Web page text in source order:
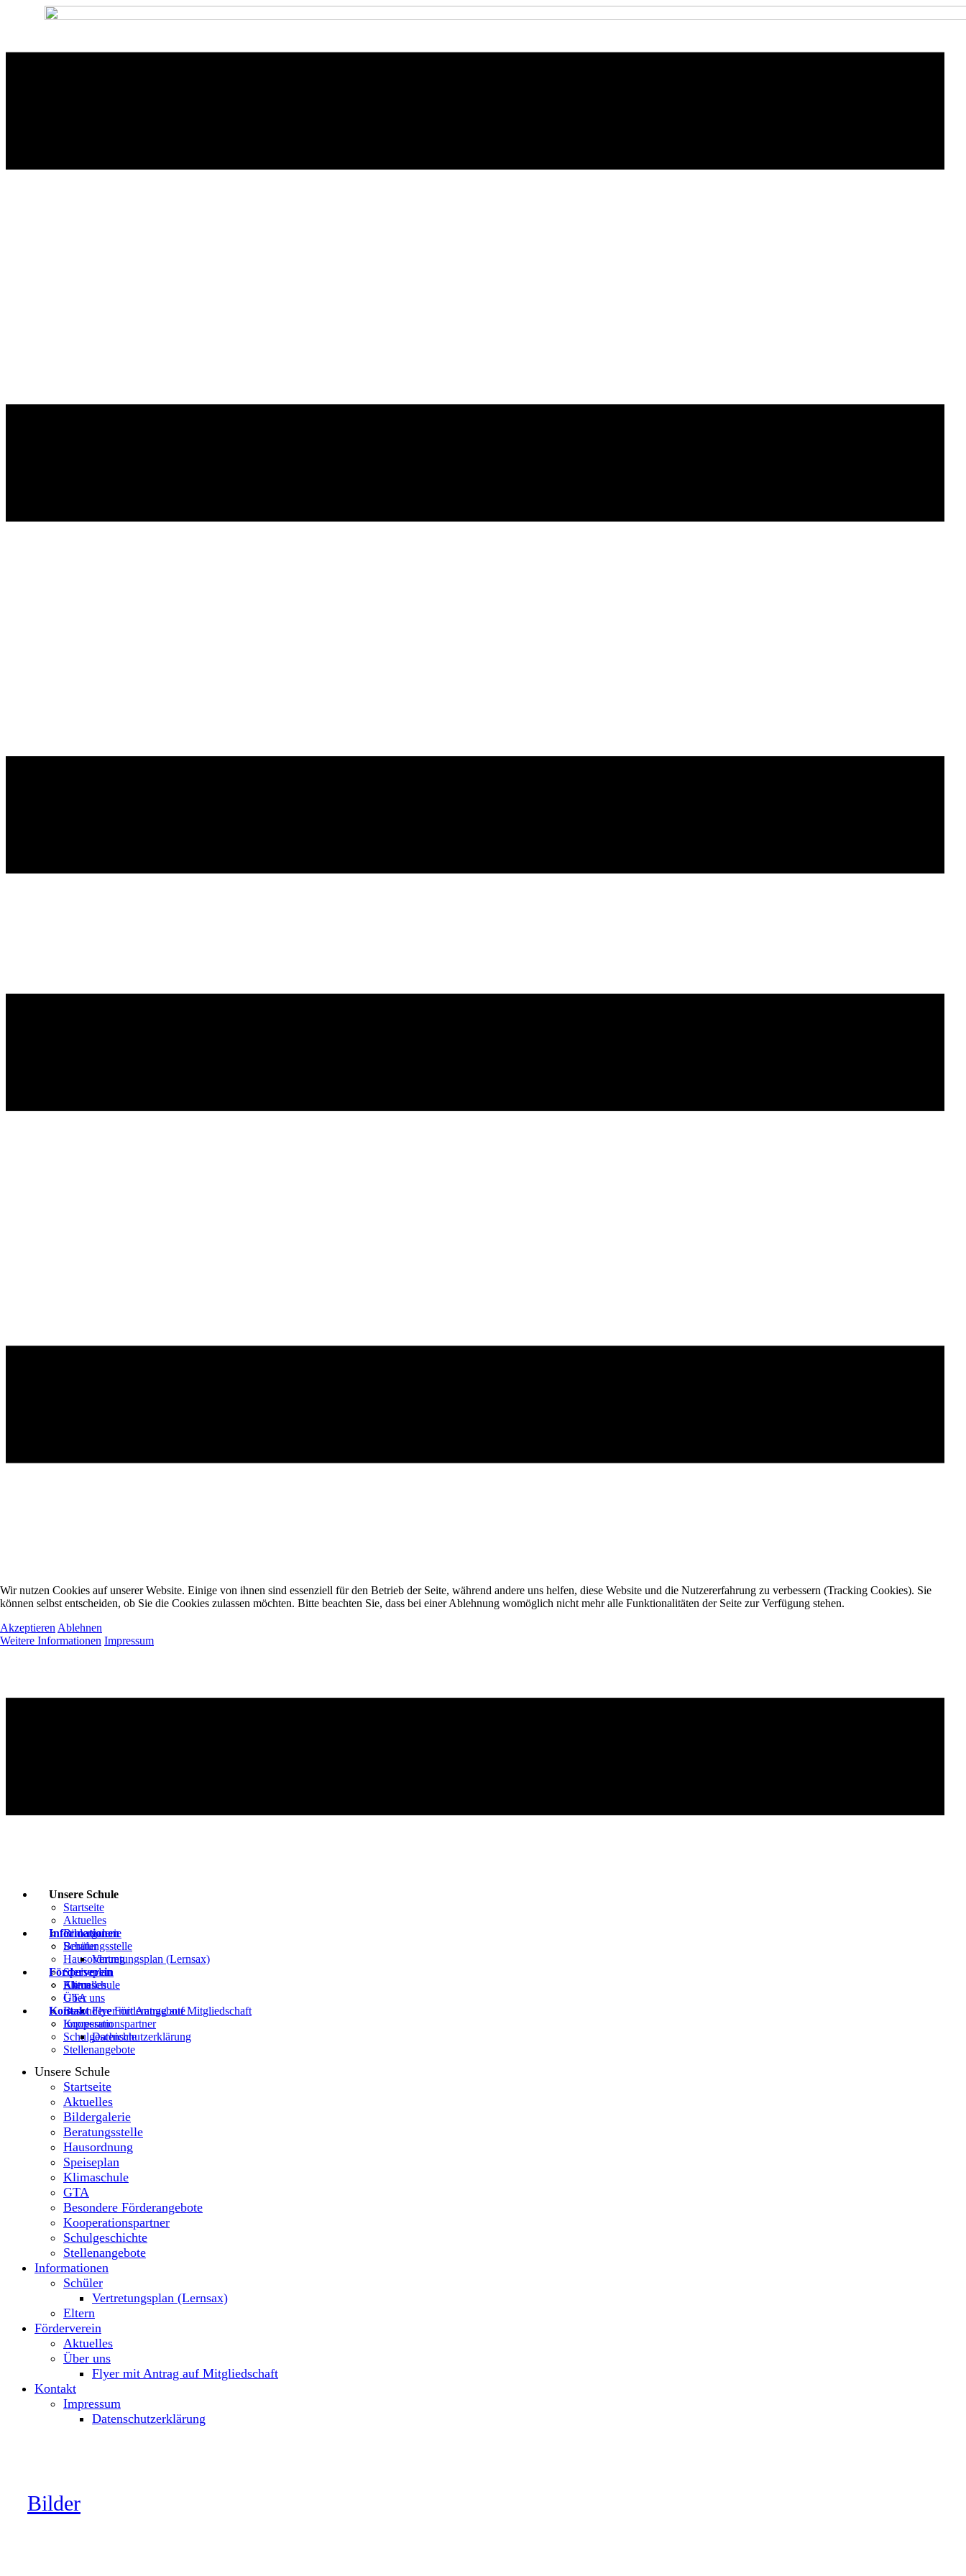
Unsere Schule
Startseite
Aktuelles
Bildergalerie
Beratungsstelle
Hausordnung
Speiseplan
Klimaschule
GTA
Besondere Förderangebote
Kooperationspartner
Schulgeschichte
Stellenangebote
Informationen
Schüler
Vertretungsplan (Lernsax)
Eltern
Förderverein
Aktuelles
Über uns
Flyer mit Antrag auf Mitgliedschaft
Kontakt
Impressum
Datenschutzerklärung
Unsere Schule
Startseite
Aktuelles
Bildergalerie
Beratungsstelle
Hausordnung
Speiseplan
Klimaschule
GTA
Besondere Förderangebote
Kooperationspartner
Schulgeschichte
Stellenangebote
Informationen
Schüler
Vertretungsplan (Lernsax)
Eltern
Förderverein
Aktuelles
Über uns
Flyer mit Antrag auf Mitgliedschaft
Kontakt
Impressum
Datenschutzerklärung
Bilder
Wir nutzen Cookies auf unserer Website. Einige von ihnen sind essenziell für den Betrieb der Seite, während andere uns helfen, diese Website und die Nutzererfahrung zu verbessern (Tracking Cookies). Sie
können selbst entscheiden, ob Sie die Cookies zulassen möchten. Bitte beachten Sie, dass bei einer Ablehnung womöglich nicht mehr alle Funktionalitäten der Seite zur Verfügung stehen.
Akzeptieren Ablehnen
Weitere Informationen Impressum